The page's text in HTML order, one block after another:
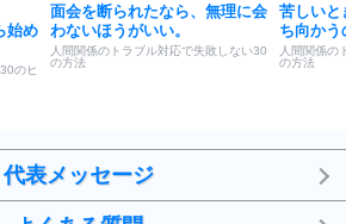
始め
のヒ
面会を断られたなら、無理に会
わないほうがいい。
人間関係のトラブル対応で失敗しない30
の方法
苦しいと
ち向かう
人間関係の
の方法
代表メッセージ